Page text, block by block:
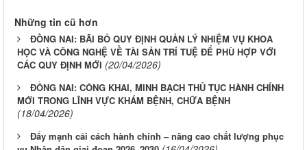
Những tin cũ hơn
ĐỒNG NAI: BÃI BỎ QUY ĐỊNH QUẢN LÝ NHIỆM VỤ KHOA
HỌC VÀ CÔNG NGHỆ VỀ TÀI SẢN TRÍ TUỆ ĐỂ PHÙ HỢP VỚI
CÁC QUY ĐỊNH MỚI (20/04/2026)
ĐỒNG NAI: CÔNG KHAI, MINH BẠCH THỦ TỤC HÀNH CHÍNH
MỚI TRONG LĨNH VỰC KHÁM BỆNH, CHỮA BỆNH
(18/04/2026)
Đẩy mạnh cải cách hành chính – nâng cao chất lượng phục